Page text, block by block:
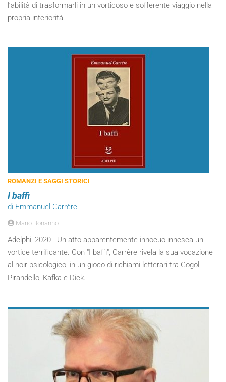
l’abilità di trasformarli in un vorticoso e sofferente viaggio nella
propria interiorità.
ROMANZI E SAGGI STORICI
I baffi
di Emmanuel Carrère
Mario Bonanno
Adelphi, 2020 - Un atto apparentemente innocuo innesca un
vortice terrificante. Con "I baffi", Carrère rivela la sua vocazione
al noir psicologico, in un gioco di richiami letterari tra Gogol,
Pirandello, Kafka e Dick.